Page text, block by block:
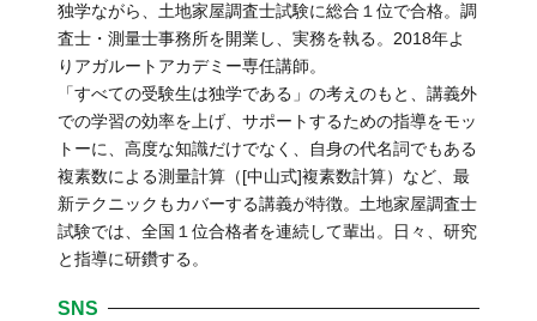
独学ながら、土地家屋調査士試験に総合１位で合格。調
査士・測量士事務所を開業し、実務を執る。2018年よ
りアガルートアカデミー専任講師。
「すべての受験生は独学である」の考えのもと、講義外
での学習の効率を上げ、サポートするための指導をモッ
トーに、高度な知識だけでなく、自身の代名詞でもある
複素数による測量計算（[中山式]複素数計算）など、最
新テクニックもカバーする講義が特徴。土地家屋調査士
試験では、全国１位合格者を連続して輩出。日々、研究
と指導に研鑽する。
SNS